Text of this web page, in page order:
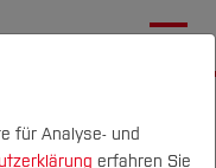
für Analyse- und
erfahren Sie